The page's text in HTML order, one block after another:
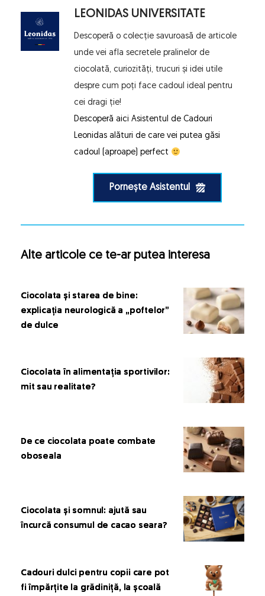
LEONIDAS UNIVERSITATE
Descoperă o colecție savuroasă de articole
unde vei afla secretele pralinelor de
ciocolată, curiozități, trucuri și idei utile
despre cum poți face cadoul ideal pentru
cei dragi ție!
Descoperă aici Asistentul de Cadouri
Leonidas alături de care vei putea găsi
cadoul (aproape) perfect
Pornește Asistentul
Alte articole ce te-ar putea interesa
Ciocolata și starea de bine:
explicația neurologică a „poftelor”
de dulce
Ciocolata în alimentația sportivilor:
mit sau realitate?
De ce ciocolata poate combate
oboseala
Ciocolata și somnul: ajută sau
încurcă consumul de cacao seara?
Cadouri dulci pentru copii care pot
fi împărțite la grădiniță, la școală